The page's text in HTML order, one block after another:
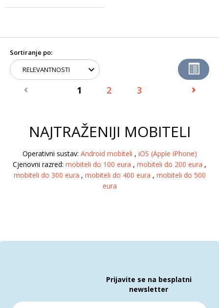
Sortiranje po:
1 2 3
NAJTRAŽENIJI MOBITELI
Operativni sustav: Android mobiteli , iOS (Apple iPhone)
Cjenovni razred: mobiteli do 100 eura , mobiteli do 200 eura ,
mobiteli do 300 eura , mobiteli do 400 eura , mobiteli do 500
eura
Prijavite se na besplatni
newsletter